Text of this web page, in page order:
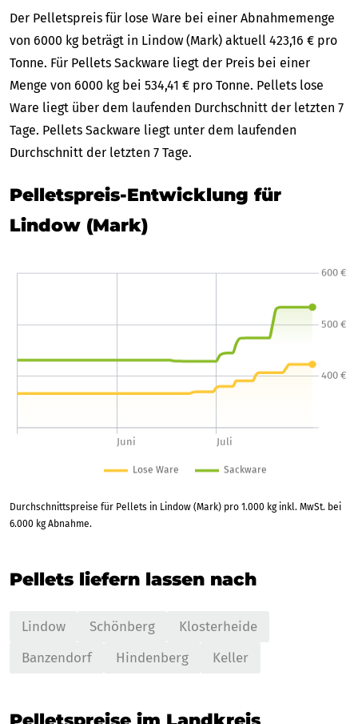
Der Pelletspreis für lose Ware bei einer Abnahmemenge
von 6000 kg beträgt in Lindow (Mark) aktuell 423,16 € pro
Tonne. Für Pellets Sackware liegt der Preis bei einer
Menge von 6000 kg bei 534,41 € pro Tonne. Pellets lose
Ware liegt über dem laufenden Durchschnitt der letzten 7
Tage. Pellets Sackware liegt unter dem laufenden
Durchschnitt der letzten 7 Tage.
Pelletspreis-Entwicklung für
Lindow (Mark)
Durchschnittspreise für Pellets in Lindow (Mark) pro 1.000 kg inkl. MwSt. bei
6.000 kg Abnahme.
Pellets liefern lassen nach
Lindow Schönberg
Klosterheide
Banzendorf
Hindenberg Keller